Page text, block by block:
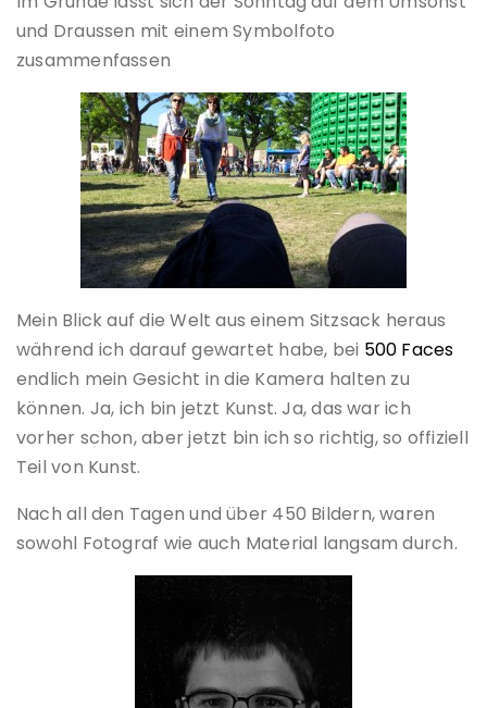
und Draussen mit einem Symbolfoto
zusammenfassen
Mein Blick auf die Welt aus einem Sitzsack heraus
während ich darauf gewartet habe, bei 500 Faces
endlich mein Gesicht in die Kamera halten zu
können. Ja, ich bin jetzt Kunst. Ja, das war ich
vorher schon, aber jetzt bin ich so richtig, so offiziell
Teil von Kunst.
Nach all den Tagen und über 450 Bildern, waren
sowohl Fotograf wie auch Material langsam durch.